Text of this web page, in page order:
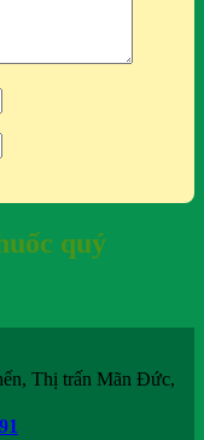
quý
Thị trấn Mãn Đức,